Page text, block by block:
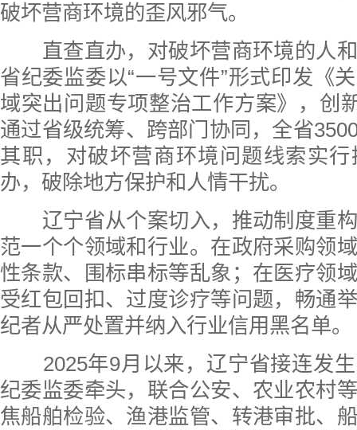
破坏营商环境的歪风邪气。
直查直办，对破坏营商环境的人和
省纪委监委以“一号文件”形式印发《
域突出问题专项整治工作方案》，创
通过省级统筹、跨部门协同，全省
其职，对破坏营商环境问题线索实
办，破除地方保护和人情干扰。
辽宁省从个案切入，推动制度重构
范一个个领域和行业。在政府采购领
性条款、围标串标等乱象；在医疗领
受红包回扣、过度诊疗等问题，畅通
纪者从严处置并纳入行业信用黑名单。
2025年9月以来，辽宁省接连发生
纪委监委牵头，联合公安、农业农村
焦船舶检验、渔港监管、转港审批、